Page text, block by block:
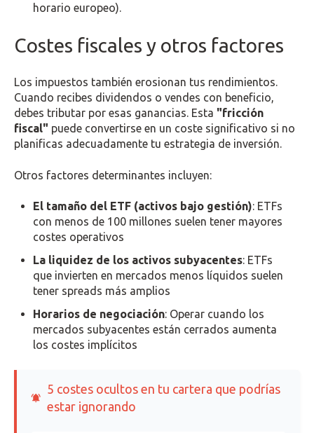
horario europeo).
Costes fiscales y otros factores
Los impuestos también erosionan tus rendimientos.
Cuando recibes dividendos o vendes con beneficio,
debes tributar por esas ganancias. Esta "fricción
fiscal" puede convertirse en un coste significativo si no
planificas adecuadamente tu estrategia de inversión.
Otros factores determinantes incluyen:
El tamaño del ETF (activos bajo gestión): ETFs
con menos de 100 millones suelen tener mayores
costes operativos
La liquidez de los activos subyacentes: ETFs
que invierten en mercados menos líquidos suelen
tener spreads más amplios
Horarios de negociación: Operar cuando los
mercados subyacentes están cerrados aumenta
los costes implícitos
5 costes ocultos en tu cartera que podrías
estar ignorando